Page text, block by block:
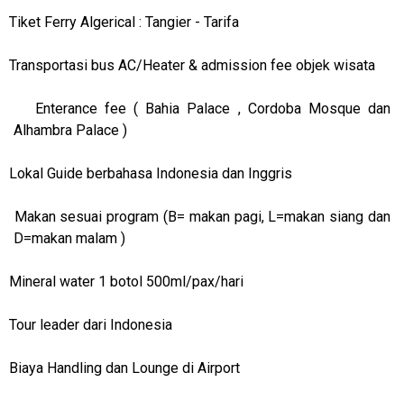
Tiket Ferry Algerical : Tangier - Tarifa
Transportasi bus AC/Heater & admission fee objek wisata
Enterance fee ( Bahia Palace , Cordoba Mosque dan
Alhambra Palace )
Lokal Guide berbahasa Indonesia dan Inggris
Makan sesuai program (B= makan pagi, L=makan siang dan
D=makan malam )
Mineral water 1 botol 500ml/pax/hari
Tour leader dari Indonesia
Biaya Handling dan Lounge di Airport